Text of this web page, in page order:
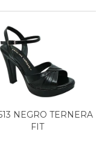
NEGRO TERNERA
FIT